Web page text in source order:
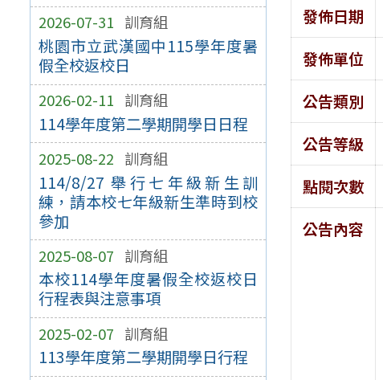
2026-07-31 訓育組
桃園市立武漢國中115學年度暑
假全校返校日
2026-02-11 訓育組
114學年度第二學期開學日日程
2025-08-22 訓育組
114/8/27 舉行七年級新生訓
練，請本校七年級新生準時到校
參加
2025-08-07 訓育組
本校114學年度暑假全校返校日
行程表與注意事項
2025-02-07 訓育組
113學年度第二學期開學日行程
發佈日期
發佈單位
公告類別
公告等級
點閱次數
公告內容